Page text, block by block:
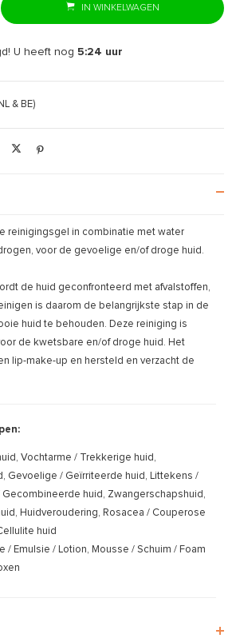
IN WINKELWAGEN
U heeft nog 5:24 uur
& BE)
reinigingsgel in combinatie met water
voor de gevoelige en/of droge huid.
de huid geconfronteerd met afvalstoffen,
is daarom de belangrijkste stap in de
huid te behouden. Deze reiniging is
de kwetsbare en/of droge huid. Het
lip-make-up en hersteld en verzacht de
Vochtarme / Trekkerige huid,
Gevoelige / Geïrriteerde huid, Littekens /
huid, Zwangerschapshuid,
Huidveroudering, Rosacea / Couperose
huid
/ Emulsie / Lotion, Mousse / Schuim / Foam